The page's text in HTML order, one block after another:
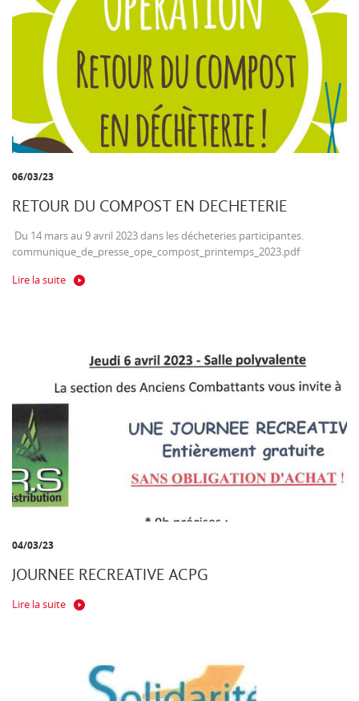
06/03/23
RETOUR DU COMPOST EN DECHETERIE
Du 14 mars au 9 avril 2023 dans les décheteries participantes.
communique_de_presse_ope_compost_printemps_2023.pdf
Lire la suite
04/03/23
JOURNEE RECREATIVE ACPG
Lire la suite